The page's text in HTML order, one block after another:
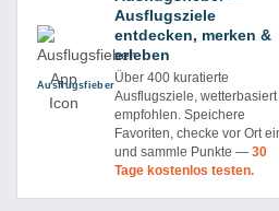
Ausflug­sfieber
Ausflugsziele
entdecken, merken &
erleben
Über 400 kuratierte
Ausflugsziele, wetterbasiert
empfohlen. Speichere
Favoriten, checke vor Ort
und sammle Punkte —30
Tage kostenlos testen.